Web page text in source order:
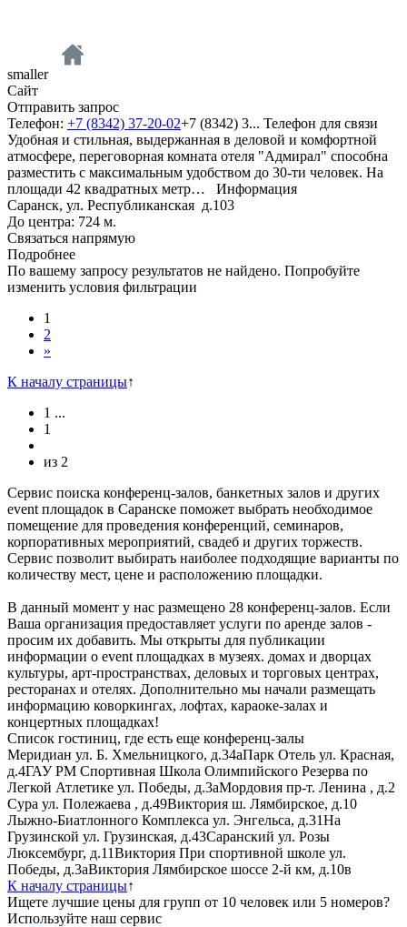
smaller
Сайт
Отправить запрос
Телефон: +7 (8342) 37-20-02+7 (8342) 3... Телефон для связи
Удобная и стильная, выдержанная в деловой и комфортной
атмосфере, переговорная комната отеля "Адмирал" способна
разместить с максимальным удобством до 30-ти человек. На
площади 42 квадратных метр… Информация
Саранск, ул. Республиканская д.103
До центра: 724 м.
Связаться напрямую
Подробнее
По вашему запросу результатов не найдено. Попробуйте
изменить условия фильтрации
1
2
»
К началу страницы↑
1 ...
1
из 2
Сервис поиска конференц-залов, банкетных залов и других
event площадок в Саранске поможет выбрать необходимое
помещение для проведения конференций, семинаров,
корпоративных мероприятий, свадеб и других торжеств.
Сервис позволит выбирать наиболее подходящие варианты по
количеству мест, цене и расположению площадки.
В данный момент у нас размещено 28 конференц-залов. Если
Ваша организация предоставляет услуги по аренде залов -
просим их добавить. Мы открыты для публикации
информации о event площадках в музеях. домах и дворцах
культуры, арт-пространствах, деловых и торговых центрах,
ресторанах и отелях. Дополнительно мы начали размещать
информацию коворкингах, лофтах, караоке-залах и
концертных площадках!
Список гостиниц, где есть еще конференц-залы
Меридиан ул. Б. Хмельницкого, д.34аПарк Отель ул. Красная,
д.4ГАУ РМ Спортивная Школа Олимпийского Резерва по
Легкой Атлетике ул. Победы, д.3аМордовия пр-т. Ленина , д.2
Сура ул. Полежаева , д.49Виктория ш. Лямбирское, д.10
Лыжно-Биатлонного Комплекса ул. Энгельса, д.31На
Грузинской ул. Грузинская, д.43Саранский ул. Розы
Люксембург, д.11Виктория При спортивной школе ул.
Победы, д.3аВиктория Лямбирское шоссе 2-й км, д.10в
К началу страницы↑
Ищете лучшие цены для групп от 10 человек или 5 номеров?
Используйте наш сервис